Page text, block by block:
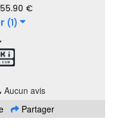
€
(1)
Aucun avis
Partager